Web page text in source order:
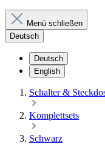
Menü schließen
Deutsch
Deutsch
English
Schalter &
Komplettsets
Schwarz